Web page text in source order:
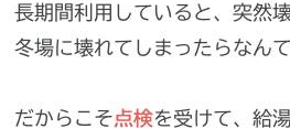
長期間利用していると、突然
冬場に壊れてしまったらなん
だからこそ点検を受けて、給